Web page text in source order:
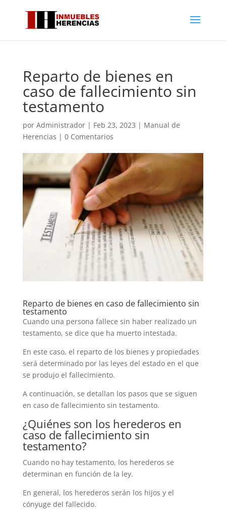
Reparto de bienes en
caso de fallecimiento sin
testamento
por Administrador| Feb 23, 2023 | Manual de
Herencias | 0 Comentarios
Reparto de bienes en caso de fallecimiento sin
testamento
Cuando una persona fallece sin haber realizado un
testamento, se dice que ha muerto intestada.
En este caso, el reparto de los bienes y propiedades
será determinado por las leyes del estado en el que
se produjo el fallecimiento.
A continuación, se detallan los pasos que se siguen
en caso de fallecimiento sin testamento.
¿Quiénes son los herederos en
caso de fallecimiento sin
testamento?
Cuando no hay testamento, los herederos se
determinan en función de la ley.
En general, los herederos serán los hijos y el
cónyuge del fallecido.